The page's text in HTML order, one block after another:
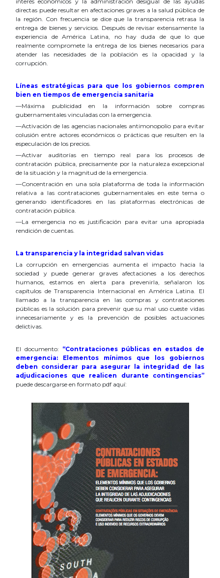
directas puede resultar en afectaciones graves a la salud pública de
la región. Con frecuencia se dice que la transparencia retrasa la
entrega de bienes y servicios. Después de revisar extensamente la
experiencia de América Latina, no hay duda de que lo que
realmente compromete la entrega de los bienes necesarios para
atender las necesidades de la población es la opacidad y la
corrupción.
Líneas estratégicas para que los gobiernos compren
bien en tiempos de emergencia sanitaria
—Máxima publicidad en la información sobre compras
gubernamentales vinculadas con la emergencia.
—Activación de las agencias nacionales antimonopolio para evitar
colusión entre actores económicos o prácticas que resulten en la
especulación de los precios.
—Activar auditorías en tiempo real para los procesos de
contratación pública, precisamente por la naturaleza excepcional
de la situación y la magnitud de la emergencia.
—Concentración en una sola plataforma de toda la información
relativa a las contrataciones gubernamentales en este tema o
generando identificadores en las plataformas electrónicas de
contratación pública.
—La emergencia no es justificación para evitar una apropiada
rendición de cuentas.
La transparencia y la integridad salvan vidas
La corrupción en emergencias aumenta el impacto hacia la
sociedad y puede generar graves afectaciones a los derechos
humanos, estamos en alerta para prevenirla, señalaron los
capítulos de Transparencia Internacional en América Latina. El
llamado a la transparencia en las compras y contrataciones
públicas es la solución para prevenir que su mal uso cueste vidas
innecesariamente y es la prevención de posibles actuaciones
delictivas.
El documento: “Contrataciones públicas en estados de
emergencia: Elementos mínimos que los gobiernos
deben considerar para asegurar la integridad de las
adjudicaciones que realicen durante contingencias”
puede descargarse en formato pdf aquí: